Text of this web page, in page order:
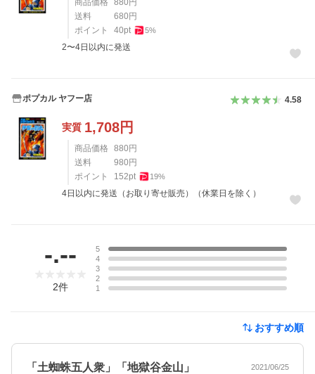
商品価格 880 円
送料
680 円
ポイント
40pt 5%
2〜4日以内に発送
ポプカル ヤフー店 4.58
実質 1,708円
商品価格 880 円
送料
980 円
ポイント
152pt 19%
4日以内に発送（お取り寄せ販売）（休業日を除く）
-.--
2件
5
4
3
2
1
おすすめ順
「土蜘蛛五人衆」「地獄谷金山」 2021/06/25